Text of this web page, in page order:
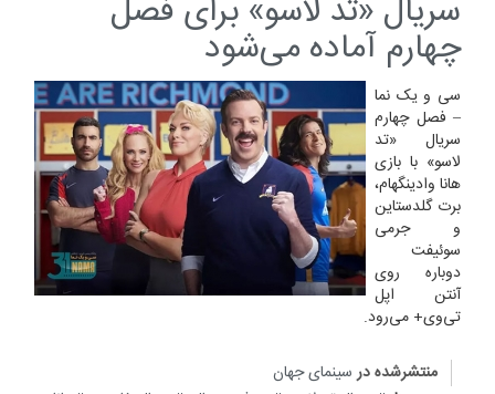
سریال «تد لاسو» برای فصل
چهارم آماده می‌شود
سی و یک نما
– فصل چهارم
سریال «تد
لاسو» با بازی
هانا وادینگهام،
برت گلدستاین
و جرمی
سوئیفت
دوباره روی
آنتن اپل
تی‌وی+ می‌رود.
منتشرشده در سینمای جهان